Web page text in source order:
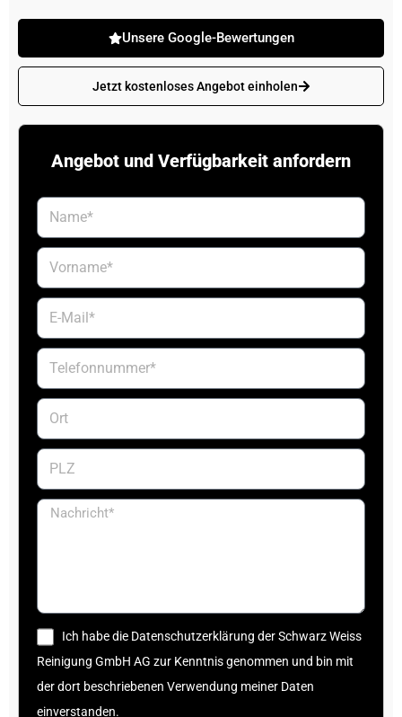
Unsere Google-Bewertungen
Jetzt kostenloses Angebot einholen
Angebot und Verfügbarkeit anfordern
Ich habe die Datenschutzerklärung der Schwarz Weiss
Reinigung GmbH AG zur Kenntnis genommen und bin mit
der dort beschriebenen Verwendung meiner Daten
einverstanden.